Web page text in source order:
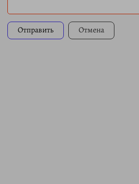
Отправить Отмена